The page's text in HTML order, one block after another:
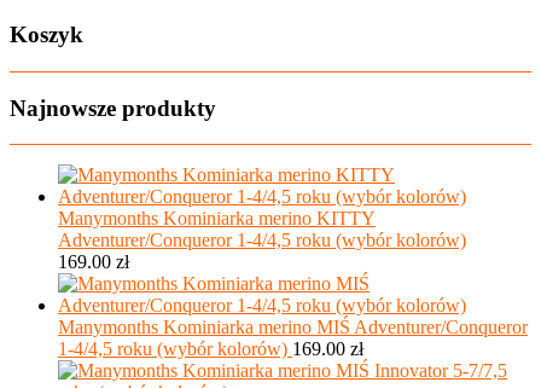
Koszyk
Najnowsze produkty
Manymonths Kominiarka merino KITTY
Adventurer/Conqueror 1-4/4,5 roku (wybór kolorów)
169.00 zł
Manymonths Kominiarka merino MIŚ Adventurer/Conqueror
1-4/4,5 roku (wybór kolorów) 169.00 zł